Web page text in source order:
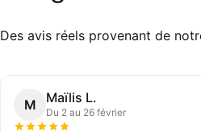
Des avis réels provenant de
M Maïlis L.
Du 2 au 26 février